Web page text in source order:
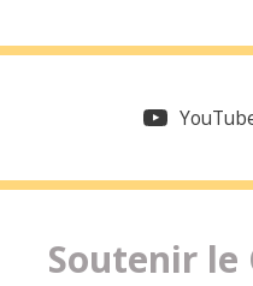
Soutenir le